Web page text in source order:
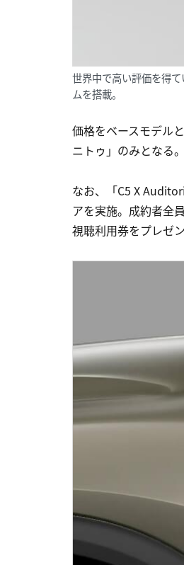
世界中で高い評価を得
ムを搭載。
価格をベースモデル
ニトゥ」のみとなる。
なお、「C5 X
アを実施。成約者全
視聴利用券をプレゼ